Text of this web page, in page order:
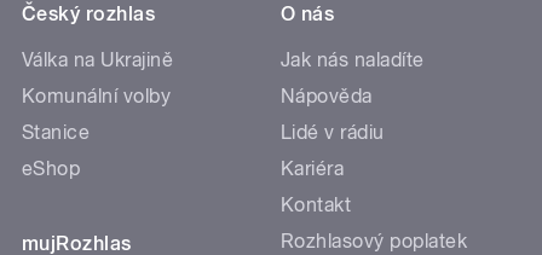
Český rozhlas
Válka na Ukrajině
Komunální volby
Stanice
eShop
mujRozhlas
O nás
Jak nás naladíte
Nápověda
Lidé v rádiu
Kariéra
Kontakt
Rozhlasový poplatek